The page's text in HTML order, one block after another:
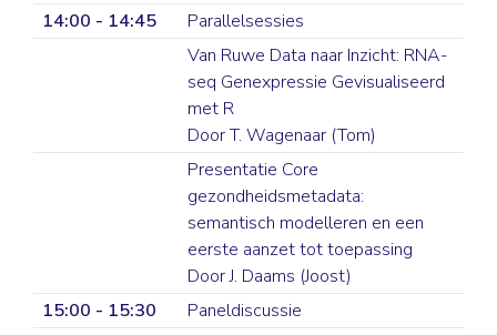
14:00 - 14:45
Parallelsessies
Van Ruwe Data naar Inzicht: RNA-
seq Genexpressie Gevisualiseerd
met R
Door T. Wagenaar (Tom)
Presentatie Core
gezondheidsmetadata:
semantisch modelleren en een
eerste aanzet tot toepassing
Door J. Daams (Joost)
15:00 - 15:30
Paneldiscussie